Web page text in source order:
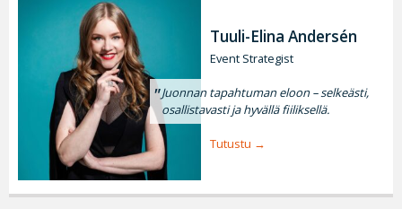
Tuuli-Elina Andersén
Event Strategist
Juonnan tapahtuman eloon – selkeästi,
osallistavasti ja hyvällä fiiliksellä.
Tutustu